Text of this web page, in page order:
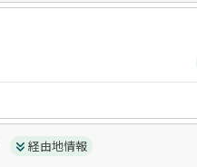
経由地情報